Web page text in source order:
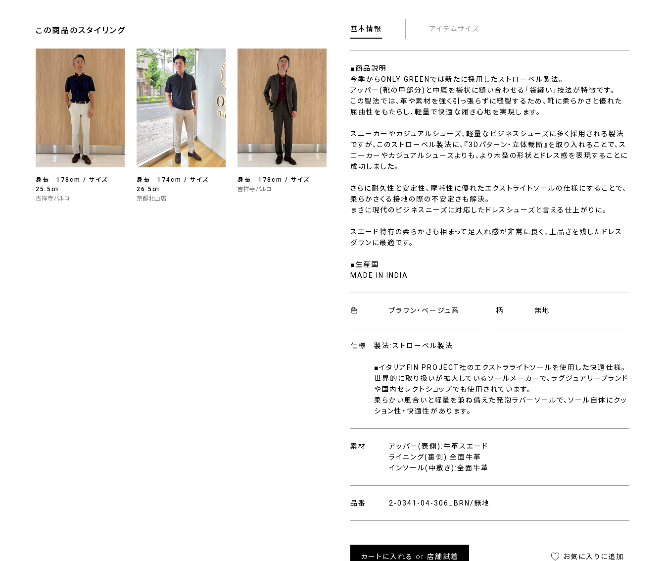
基本情報 アイテムサイズ
■商品説明
今季からONLY GREENでは新たに採用したストローベル製法。
アッパー(靴の甲部分)と中底を袋状に縫い合わせる「袋縫い」技法が特徴です。
この製法では、革や素材を強く引っ張らずに縫製するため、靴に柔らかさと優れた
屈曲性をもたらし、軽量で快適な履き心地を実現します。
スニーカーやカジュアルシューズ、軽量なビジネスシューズに多く採用される製法
ですが、このストローベル製法に、『3Dパターン・立体裁断』を取り入れることで、ス
ニーカーやカジュアルシューズよりも、より木型の形状とドレス感を表現することに
成功しました。
さらに耐久性と安定性、摩耗性に優れたエクストライトソールの仕様にすることで、
柔らかさくる接地の際の不安定さも解決。
まさに現代のビジネスニーズに対応したドレスシューズと言える仕上がりに。
スエード特有の柔らかさも相まって足入れ感が非常に良く、上品さを残したドレス
ダウンに最適です。
■生産国
MADE IN INDIA
色 ブラウン・ベージュ系 柄 無地
仕様 製法:ストローベル製法
■イタリアFIN PROJECT社のエクストラライトソールを使用した快適仕様。
世界的に取り扱いが拡大しているソールメーカーで、ラグジュアリーブランド
や国内セレクトショップでも使用されています。
柔らかい風合いと軽量を兼ね備えた発泡ラバーソールで、ソール自体にクッ
ション性・快適性があります。
素材
アッパー(表側):牛革スエード
ライニング(裏側):全面牛革
インソール(中敷き):全面牛革
品番 2-0341-04-306_BRN/無地
カートに入れる or 店舗試着 お気に入りに追加
この商品のスタイリング
身長 178cm / サイズ
25.5㎝
吉祥寺パルコ
身長 174cm / サイズ
26.5㎝
京都北山店
身長 178cm / サイズ
吉祥寺パルコ